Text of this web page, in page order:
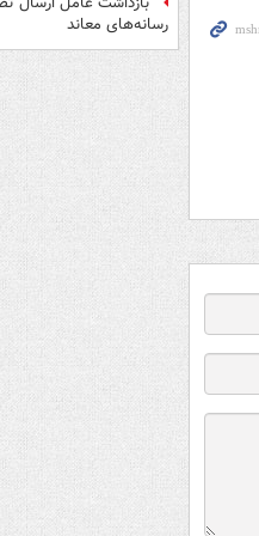
رسانه‌های معاند